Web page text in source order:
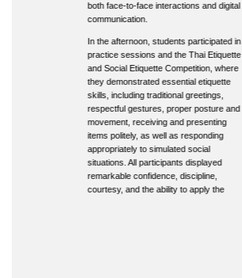
both face-to-face interactions and digital
communication.
In the afternoon, students participated in
practice sessions and the Thai Etiquette
and Social Etiquette Competition, where
they demonstrated essential etiquette
skills, including traditional greetings,
respectful gestures, proper posture and
movement, receiving and presenting
items politely, as well as responding
appropriately to simulated social
situations. All participants displayed
remarkable confidence, discipline,
courtesy, and the ability to apply the